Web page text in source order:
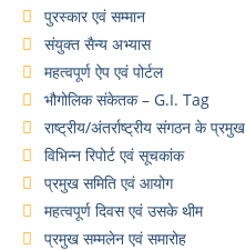
पुरस्कार एवं सम्मान
संयुक्त सैन्य अभ्यास
महत्वपूर्ण ऐप एवं पोर्टल
भौगोलिक संकेतक – G.I. Tag
राष्ट्रीय/अंतर्राष्ट्रीय संगठन के प्रमुख
विभिन्न रिपोर्ट एवं सूचकांक
प्रमुख समिति एवं आयोग
महत्वपूर्ण दिवस एवं उसके थीम
प्रमुख सम्मलेन एवं समारोह